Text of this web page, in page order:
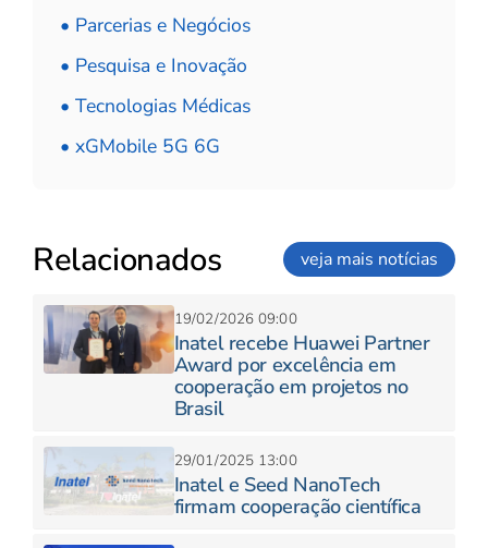
• Parcerias e Negócios
• Pesquisa e Inovação
• Tecnologias Médicas
• xGMobile 5G 6G
Relacionados veja mais notícias
19/02/2026 09:00
Inatel recebe Huawei Partner
Award por excelência em
cooperação em projetos no
Brasil
29/01/2025 13:00
Inatel e Seed NanoTech
firmam cooperação científica